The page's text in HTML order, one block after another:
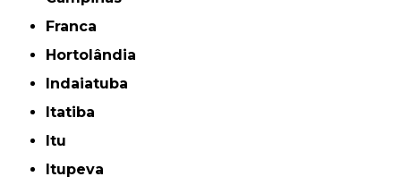
Franca
Hortolândia
Indaiatuba
Itatiba
Itu
Itupeva